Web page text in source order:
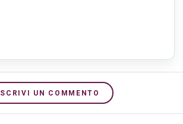
SCRIVI UN COMMENTO